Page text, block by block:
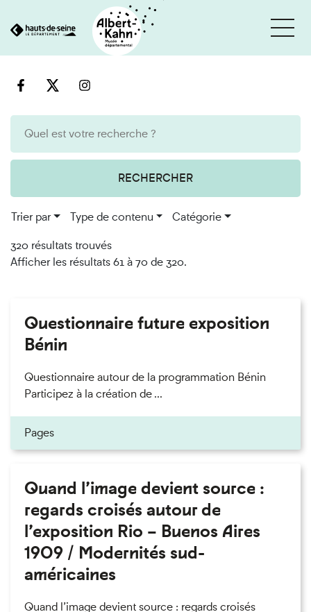
au
RECHERCHER
Trier par Type de contenu
Catégorie
320 résultats trouvés
Afficher les résultats 61 à 70 de 320.
Questionnaire future exposition
Bénin
Questionnaire autour de la programmation Bénin
Participez à la création de ...
Pages
Quand l’image devient source :
regards croisés autour de
l’exposition Rio – Buenos Aires
1909 / Modernités sud-
américaines
Quand l’image devient source : regards croisés
Cookies et traceurs utilisés sur ce site